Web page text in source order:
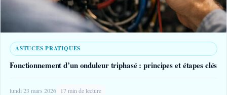
ASTUCES PRATIQUES
Fonctionnement d’un onduleur triphasé : principes et étapes clés
lundi 23 mars 2026 17 min de lecture